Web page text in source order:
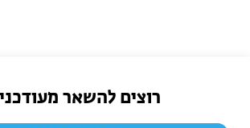
רוצים להשאר